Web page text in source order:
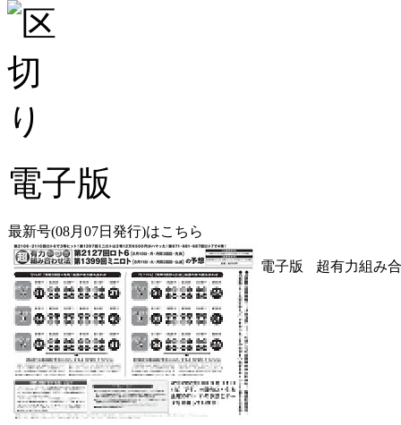
電子版
最新号(08月07日発行)はこちら
電子版 超有力組み